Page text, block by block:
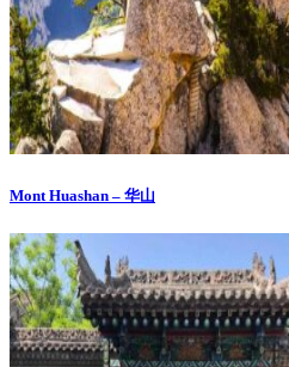
Mont Huashan – 华山